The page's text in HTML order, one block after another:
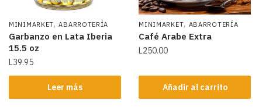
MINIMARKET,ABARROTERÍA
Garbanzo en Lata Iberia
15.5 oz
L39.95
Leer más
MINIMARKET, ABARROTERÍA
Café Arabe Extra
L250.00
Añadir al carrito